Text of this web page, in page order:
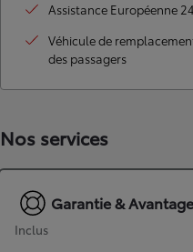
Assistance Européenne
Véhicule de
des passagers
Nos services
Garantie &
Inclus